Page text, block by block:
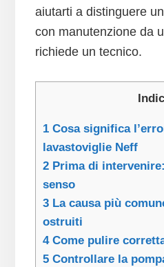
aiutarti a distinguere
con manutenzione da
richiede un tecnico.
1Cosa significa
lavastoviglie Neff
2Prima di
senso
3La causa più
ostruiti
4Come pulire
5Controllare la